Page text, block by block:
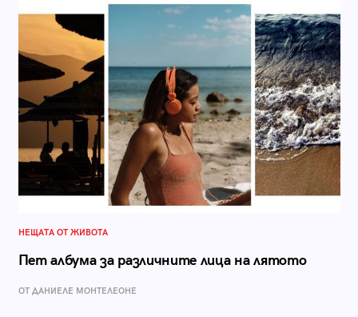
НЕЩАТА ОТ ЖИВОТА
Пет албума за различните лица на лятото
ОТ ДАНИЕЛЕ МОНТЕЛЕОНЕ